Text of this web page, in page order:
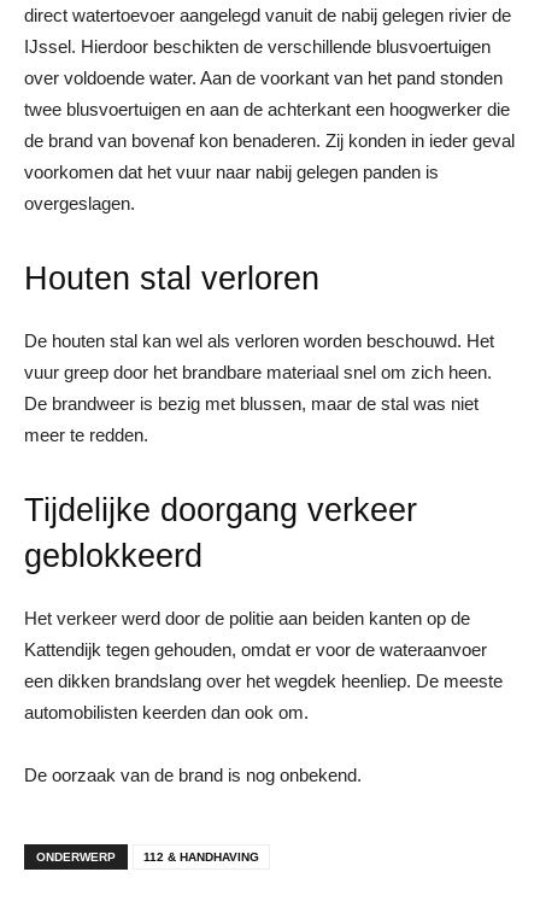
direct watertoevoer aangelegd vanuit de nabij gelegen rivier de
IJssel. Hierdoor beschikten de verschillende blusvoertuigen
over voldoende water. Aan de voorkant van het pand stonden
twee blusvoertuigen en aan de achterkant een hoogwerker die
de brand van bovenaf kon benaderen. Zij konden in ieder geval
voorkomen dat het vuur naar nabij gelegen panden is
overgeslagen.
Houten stal verloren
De houten stal kan wel als verloren worden beschouwd. Het
vuur greep door het brandbare materiaal snel om zich heen.
De brandweer is bezig met blussen, maar de stal was niet
meer te redden.
Tijdelijke doorgang verkeer
geblokkeerd
Het verkeer werd door de politie aan beiden kanten op de
Kattendijk tegen gehouden, omdat er voor de wateraanvoer
een dikken brandslang over het wegdek heenliep. De meeste
automobilisten keerden dan ook om.
De oorzaak van de brand is nog onbekend.
ONDERWERP 112 & HANDHAVING